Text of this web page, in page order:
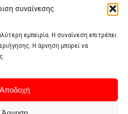
συναίνεσης
εμπειρία. Η συναίνεση επιτρέπει
Η άρνηση μπορεί να
Αποδοχή
της ανέχειας, είναι το αντίθετο της